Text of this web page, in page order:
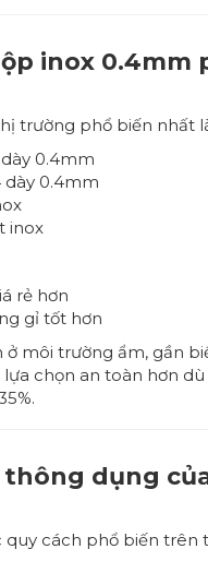
inox 0.4mm
trường phổ biến nhất
0.4mm
dày 0.4mm
inox
rẻ hơn
gỉ tốt hơn
môi trường ẩm, gần
lựa chọn an toàn hơn
thông dụng
quy cách phổ biến trên